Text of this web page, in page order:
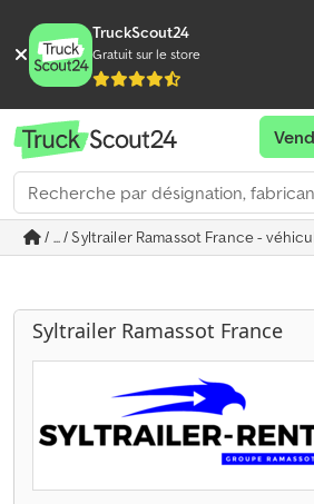
TruckScout24
Gratuit sur le store
/ ... / Syltrailer Ramassot France -
Syltrailer Ramassot France